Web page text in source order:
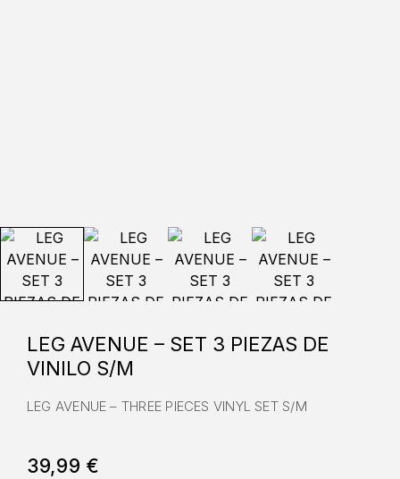
LEG AVENUE – SET 3 PIEZAS DE
VINILO S/M
LEG AVENUE – THREE PIECES VINYL SET S/M
39,99 €